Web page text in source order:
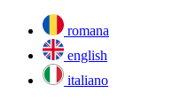
romana
english
italiano